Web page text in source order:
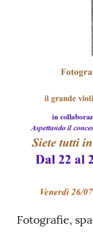
Fotografie,